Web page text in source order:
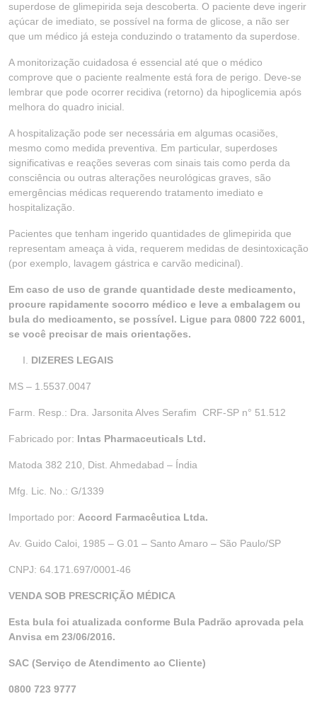
superdose de glimepirida seja descoberta. O paciente deve ingerir
açúcar de imediato, se possível na forma de glicose, a não ser
que um médico já esteja conduzindo o tratamento da superdose.
A monitorização cuidadosa é essencial até que o médico
comprove que o paciente realmente está fora de perigo. Deve-se
lembrar que pode ocorrer recidiva (retorno) da hipoglicemia após
melhora do quadro inicial.
A hospitalização pode ser necessária em algumas ocasiões,
mesmo como medida preventiva. Em particular, superdoses
significativas e reações severas com sinais tais como perda da
consciência ou outras alterações neurológicas graves, são
emergências médicas requerendo tratamento imediato e
hospitalização.
Pacientes que tenham ingerido quantidades de glimepirida que
representam ameaça à vida, requerem medidas de desintoxicação
(por exemplo, lavagem gástrica e carvão medicinal).
Em caso de uso de grande quantidade deste medicamento,
procure rapidamente socorro médico e leve a embalagem ou
bula do medicamento, se possível. Ligue para 0800 722 6001,
se você precisar de mais orientações.
DIZERES LEGAIS
MS – 1.5537.0047
Farm. Resp.: Dra. Jarsonita Alves Serafim CRF-SP n° 51.512
Fabricado por: Intas Pharmaceuticals Ltd.
Matoda 382 210, Dist. Ahmedabad – Índia
Mfg. Lic. No.: G/1339
Importado por: Accord Farmacêutica Ltda.
Av. Guido Caloi, 1985 – G.01 – Santo Amaro – São Paulo/SP
CNPJ: 64.171.697/0001-46
VENDA SOB PRESCRIÇÃO MÉDICA
Esta bula foi atualizada conforme Bula Padrão aprovada pela
Anvisa em 23/06/2016.
SAC (Serviço de Atendimento ao Cliente)
0800 723 9777